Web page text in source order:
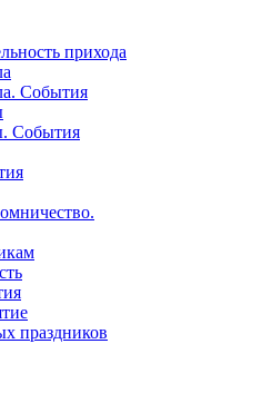
прихода
События
События
праздников